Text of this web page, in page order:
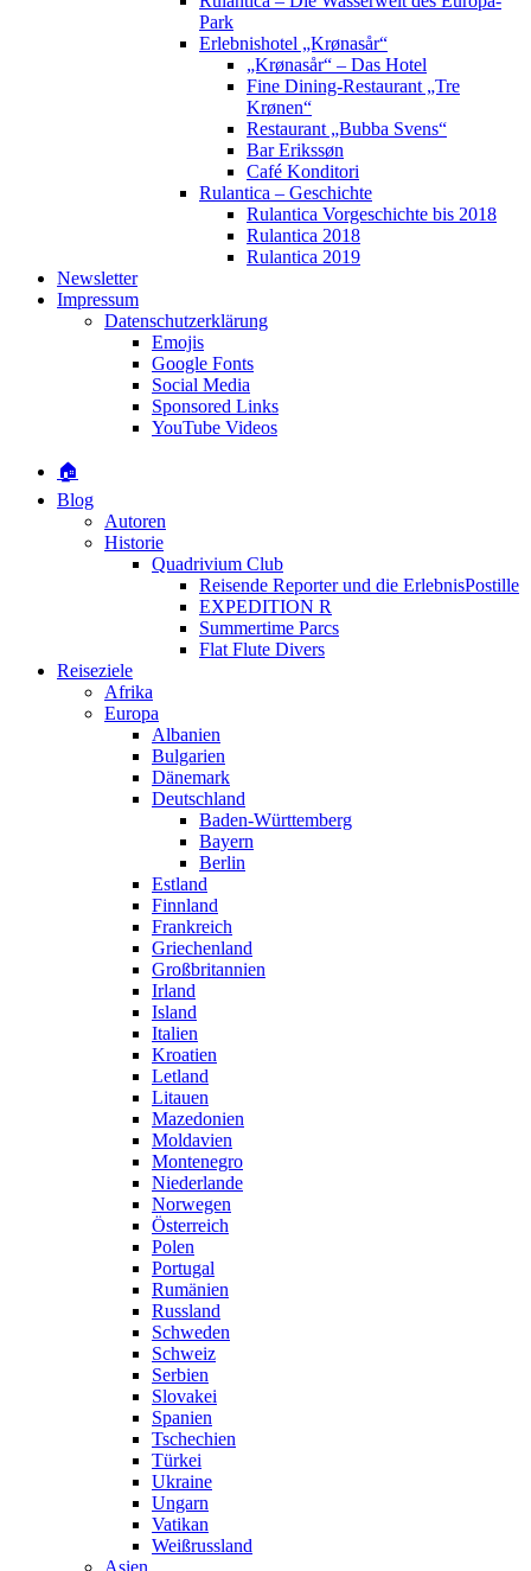
Park
Erlebnishotel „Krønasår“
„Krønasår“ – Das Hotel
Fine Dining-Restaurant „Tre
Krønen“
Restaurant „Bubba Svens“
Bar Erikssøn
Café Konditori
Rulantica – Geschichte
Rulantica Vorgeschichte bis 2018
Rulantica 2018
Rulantica 2019
Newsletter
Impressum
Datenschutzerklärung
Emojis
Google Fonts
Social Media
Sponsored Links
YouTube Videos
🏠
Blog
Autoren
Historie
Quadrivium Club
Reisende Reporter und die ErlebnisPostille
EXPEDITION R
Summertime Parcs
Flat Flute Divers
Reiseziele
Afrika
Europa
Albanien
Bulgarien
Dänemark
Deutschland
Baden-Württemberg
Bayern
Berlin
Estland
Finnland
Frankreich
Griechenland
Großbritannien
Irland
Island
Italien
Kroatien
Letland
Litauen
Mazedonien
Moldavien
Montenegro
Niederlande
Norwegen
Österreich
Polen
Portugal
Rumänien
Russland
Schweden
Schweiz
Serbien
Slovakei
Spanien
Tschechien
Türkei
Ukraine
Ungarn
Vatikan
Weißrussland
Asien